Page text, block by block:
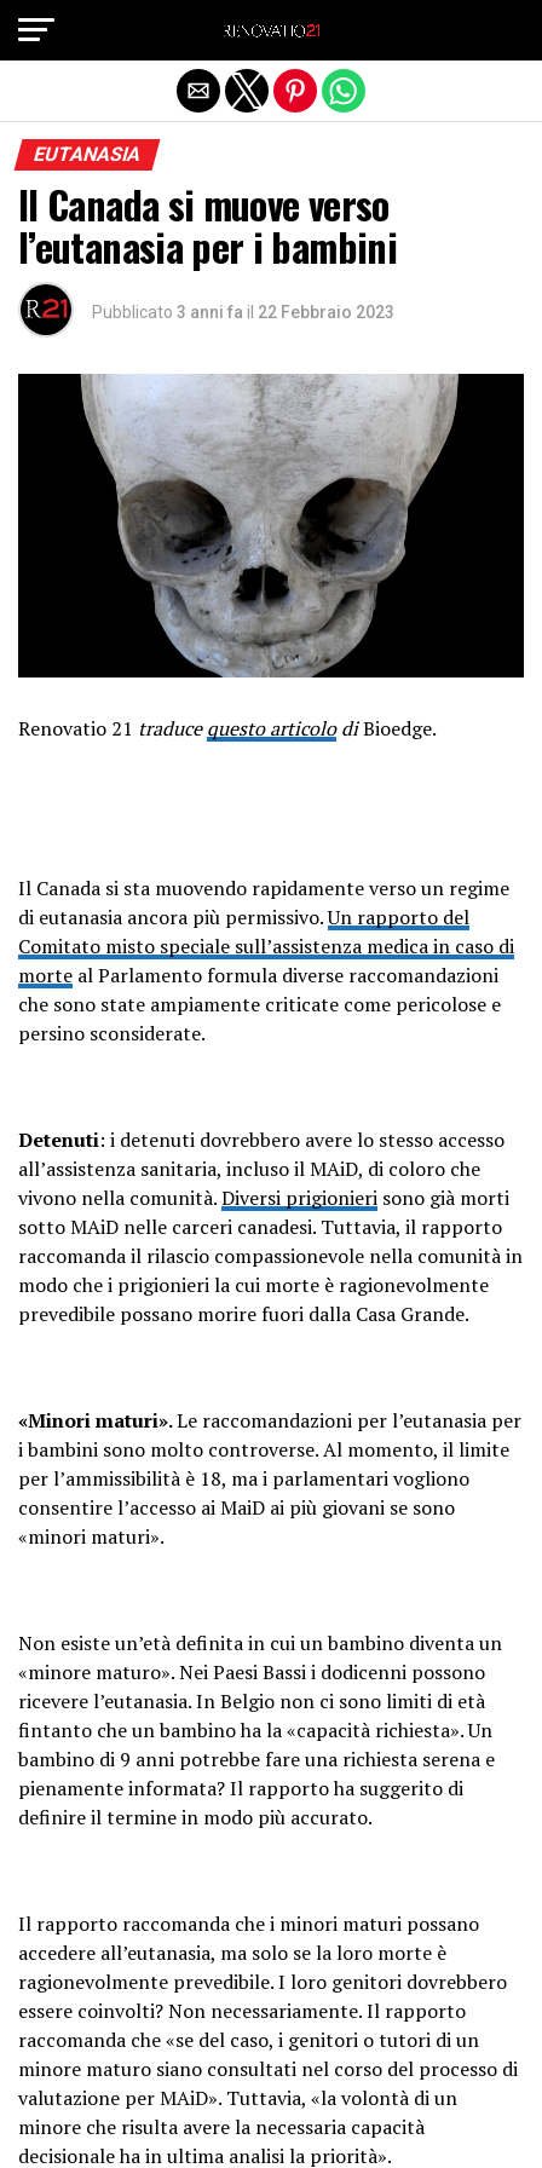
EUTANASIA
Il Canada si muove verso
l’eutanasia per i bambini
Pubblicato 3 anni fa il 22 Febbraio 2023
Renovatio 21 traducequesto articolodiBioedge.
Il Canada si sta muovendo rapidamente verso un regime
di eutanasia ancora più permissivo.Un rapporto del
Comitato misto speciale sull’assistenza medica in caso di
morte al Parlamento formula diverse raccomandazioni
che sono state ampiamente criticate come pericolose e
persino sconsiderate.
Detenuti: i detenuti dovrebbero avere lo stesso accesso
all’assistenza sanitaria, incluso il MAiD, di coloro che
vivono nella comunità.Diversi prigionieri sono già morti
sotto MAiD nelle carceri canadesi. Tuttavia, il rapporto
raccomanda il rilascio compassionevole nella comunità in
modo che i prigionieri la cui morte è ragionevolmente
prevedibile possano morire fuori dalla Casa Grande.
«Minori maturi».Le raccomandazioni per l’eutanasia per
i bambini sono molto controverse. Al momento, il limite
per l’ammissibilità è 18, ma i parlamentari vogliono
consentire l’accesso ai MaiD ai più giovani se sono
«minori maturi».
Non esiste un’età definita in cui un bambino diventa un
«minore maturo». Nei Paesi Bassi i dodicenni possono
ricevere l’eutanasia. In Belgio non ci sono limiti di età
fintanto che un bambino ha la «capacità richiesta». Un
bambino di 9 anni potrebbe fare una richiesta serena e
pienamente informata? Il rapporto ha suggerito di
definire il termine in modo più accurato.
Il rapporto raccomanda che i minori maturi possano
accedere all’eutanasia, ma solo se la loro morte è
ragionevolmente prevedibile. I loro genitori dovrebbero
essere coinvolti? Non necessariamente. Il rapporto
raccomanda che «se del caso, i genitori o tutori di un
minore maturo siano consultati nel corso del processo di
valutazione per MAiD». Tuttavia, «la volontà di un
minore che risulta avere la necessaria capacità
decisionale ha in ultima analisi la priorità».
Exit mobile version